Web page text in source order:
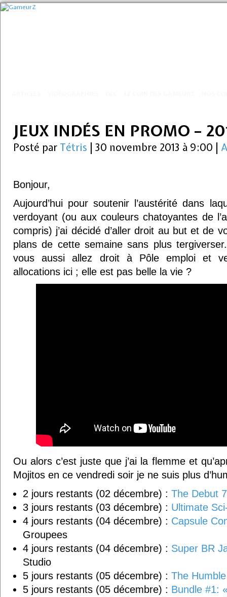
JEUX INDÉS EN PROMO –
Posté par Tétris 30 novembre 2013 à 9:00
Bonjour,
Aujourd’hui pour soutenir l’austérité dans
verdoyant (ou aux couleurs chatoyantes de
compris) j’ai décidé d’aller droit au but et de
plans de cette semaine sans plus
vous aussi allez droit à Pôle emploi et
allocations ici ; elle est pas belle la vie ?
Ou alors c’est juste que j’ai la flemme et
Mojitos en ce vendredi soir je ne suis plus
2 jours restants (02 décembre) :The Debut
3 jours restants (03 décembre) : Ultimate
4 jours restants (04 décembre) : Capsule
Groupees
4 jours restants (04 décembre) : Super BR
Studio
5 jours restants (05 décembre) :The
5 jours restants (05 décembre) : Bundle #1: